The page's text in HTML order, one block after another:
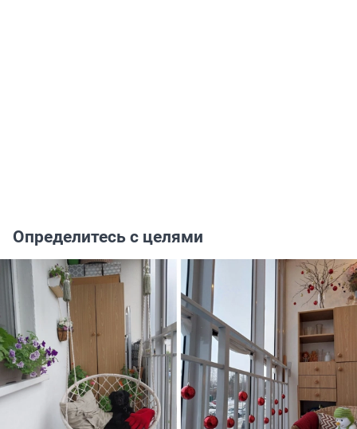
Определитесь с целями